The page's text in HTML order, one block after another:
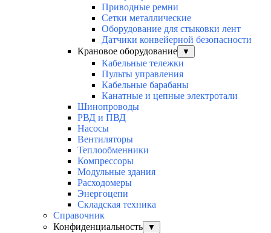
Приводные ремни
Сетки металлические
Оборудование для стыковки лент
Датчики конвейерной безопасности
Крановое оборудование
▼
Кабельные тележки
Пульты управления
Кабельные барабаны
Канатные и цепные электротали
Шинопроводы
РВД и ПВД
Насосы
Вентиляторы
Теплообменники
Компрессоры
Модульные здания
Расходомеры
Энергоцепи
Складская техника
Справочник
Конфиденциальность
▼